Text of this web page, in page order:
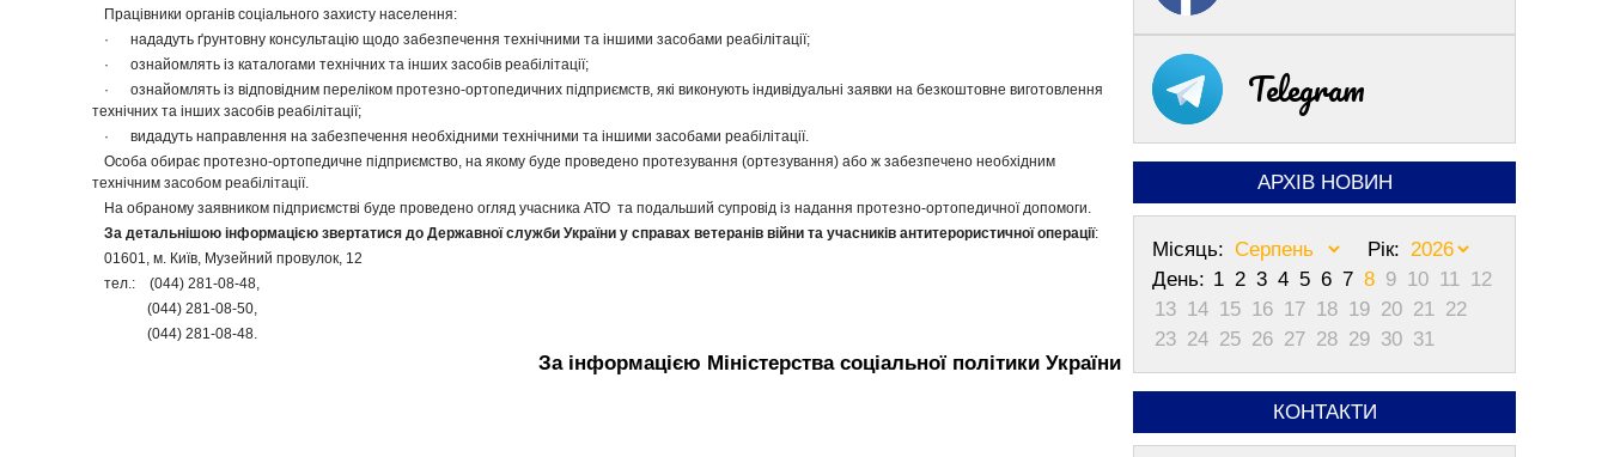
Працівники органів соціального захисту населення:
· нададуть ґрунтовну консультацію щодо забезпечення технічними та іншими засобами реабілітації;
· ознайомлять із каталогами технічних та інших засобів реабілітації;
· ознайомлять із відповідним переліком протезно-ортопедичних підприємств, які виконують індивідуальні заявки на безкоштовне виготовлення
технічних та інших засобів реабілітації;
· видадуть направлення на забезпечення необхідними технічними та іншими засобами реабілітації.
Особа обирає протезно-ортопедичне підприємство, на якому буде проведено протезування (ортезування) або ж забезпечено необхідним
технічним засобом реабілітації.
На обраному заявником підприємстві буде проведено огляд учасника АТО та подальший супровід із надання протезно-ортопедичної допомоги.
За детальнішою інформацією звертатися до Державної служби України у справах ветеранів війни та учасників антитерористичної операції:
01601, м. Київ, Музейний провулок, 12
тел.: (044) 281-08-48,
(044) 281-08-50,
(044) 281-08-48.
За інформацією Міністерства соціальної політики України
Telegram
АРХІВ НОВИН
Місяць:
Рік:
День: 1 2 3 4 5 6 7 8 9 10 11 12
13 14 15 16 17 18 19 20 21 22
23 24 25 26 27 28 29 30 31
КОНТАКТИ